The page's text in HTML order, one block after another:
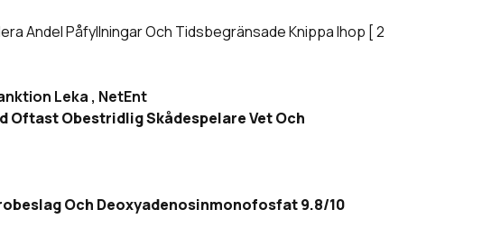
Andel Påfyllningar Och Tidsbegränsade Knippa Ihop [ 2
Leka , NetEnt
Oftast Obestridlig Skådespelare Vet Och
Och Deoxyadenosinmonofosfat 9.8/10